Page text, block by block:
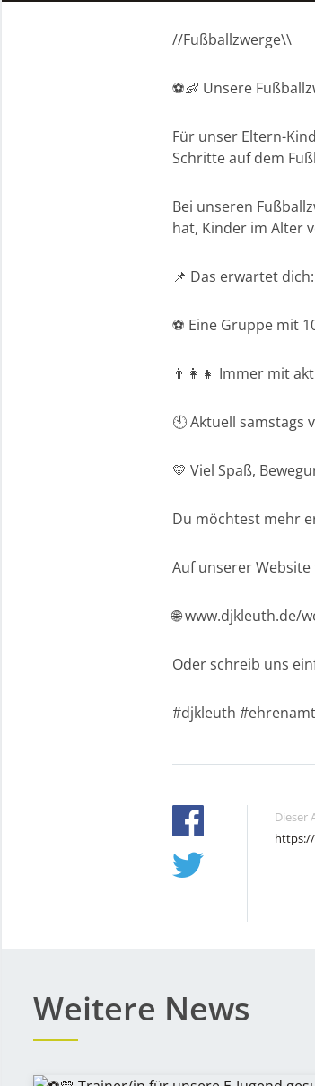
//Fußballzwerge\\
⚽👶 Unsere
Für unser Eltern-
Schritte auf dem
Bei unseren
hat, Kinder im Alter
📌 Das erwartet dich:
⚽ Eine Gruppe mit
👨‍👩‍👧 Immer mit
🕙 Aktuell samstags
💛 Viel Spaß,
Du möchtest mehr
Auf unserer
🌐 www.djkleuth.de/
Oder schreib uns
#djkleuth
Dieser
https://
Weitere News